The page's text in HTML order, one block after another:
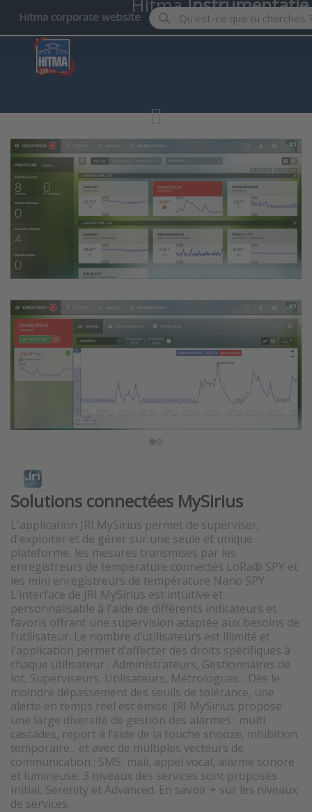
Hitma corporate website Enter a search term. Results
HitmaInstrumentatie
Solutions connectées MySirius
L'application JRI MySirius permet de superviser,
d'exploiter et de gérer sur une seule et unique
plateforme, les mesures transmises par les
enregistreurs de température connectés LoRa® SPY et
les mini enregistreurs de température Nano SPY.
L’interface de JRI MySirius est intuitive et
personnalisable à l'aide de différents indicateurs et
favoris offrant une supervision adaptée aux besoins de
l’utilisateur. Le nombre d’utilisateurs est illimité et
l'application permet d’affecter des droits spécifiques à
chaque utilisateur : Administrateurs, Gestionnaires de
lot, Superviseurs, Utilisateurs, Métrologues... Dès le
moindre dépassement des seuils de tolérance, une
alerte en temps réel est émise. JRI MySirius propose
une large diversité de gestion des alarmes : multi
cascades, report à l’aide de la touche snooze, inhibition
temporaire... et avec de multiples vecteurs de
communication : SMS, mail, appel vocal, alarme sonore
et lumineuse. 3 niveaux des services sont proposés :
Initial, Serenity et Advanced. En savoir + sur les niveaux
de services.